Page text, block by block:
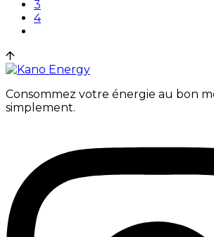
3
4
Consommez votre énergie au bon
simplement.